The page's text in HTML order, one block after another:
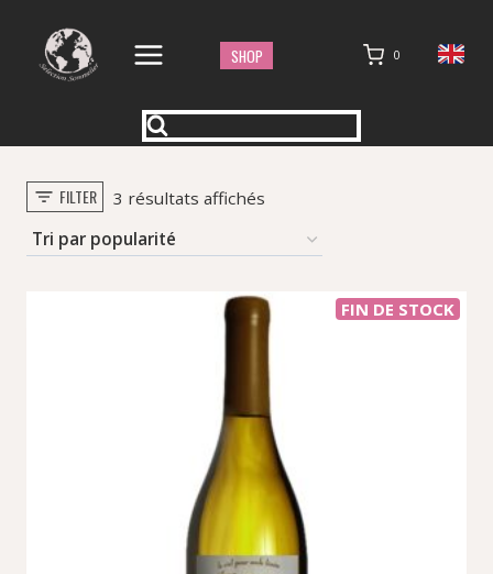
contenu
SHOP 0
FILTER 3 résultats affichésTrié
popularité
FIN DE STOCK